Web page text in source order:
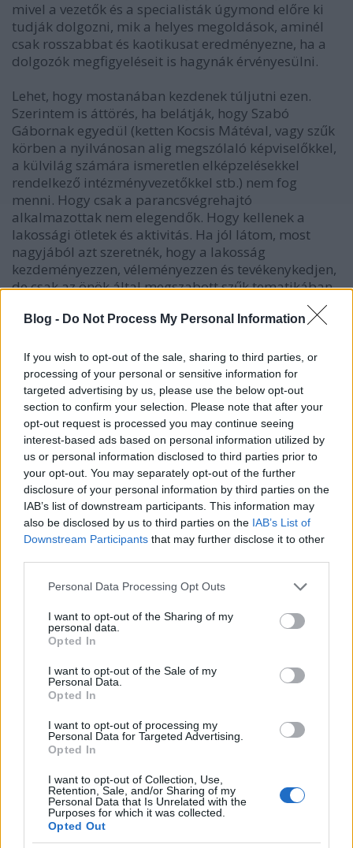
Blog - Do Not Process My Personal Information
If you wish to opt-out of the sale, sharing to third parties, or
processing of your personal or sensitive information for
targeted advertising by us, please use the below opt-out
section to confirm your selection. Please note that after your
opt-out request is processed you may continue seeing
interest-based ads based on personal information utilized by
us or personal information disclosed to third parties prior to
your opt-out. You may separately opt-out of the further
disclosure of your personal information by third parties on the
IAB’s list of downstream participants. This information may
also be disclosed by us to third parties on the IAB’s List of
Downstream Participants that may further disclose it to other
Please note that this website/app uses one or more Google
not limited to your visit or usage behaviour. You may click to
grant or deny consent to Google and its third-party tags to
use your data for below specified purposes in below Google
consent section.
Personal Data Processing Opt Outs
I want to opt-out of the Sharing of my
personal data.
Opted In
I want to opt-out of the Sale of my
Personal Data.
Opted In
I want to opt-out of processing my
Personal Data for Targeted Advertising.
Opted In
I want to opt-out of Collection, Use,
Retention, Sale, and/or Sharing of my
Personal Data that Is Unrelated with the
Purposes for which it was collected.
Opted Out
mivel a vezetők és a specialisták úgymond előre ki
tudják dolgozni, mik a helyes megoldások, aminél
csak rosszabbat és kaotikusat eredményezne, ha a
dolgozók megfigyeléseit is hagynák érvényesülni.
Lehet, hogy mostanában kezdenek túljutni ezen.
Szerintem is áttörés, ha belátják, hogy Szabó
Gábornak egyedül (ketten Kocsis Mátéval, vagy szűk
körben a nyilvánosan alig megszólaló képviselőkkel,
a külvilág számára ismeretlen elképzelésekkel
rendelkező intézményvezetőkkel stb.) nem fog
menni. Hogy csak a parancsvégrehajtó
alkalmazottak nem elegendők. Hogy kellenek a
lakossági ötletek és aktivitás. Ha jól látom, most
nagyjából azt szeretnék, hogy a lakosság
kezdeményezzen, véleményezzen és tevékenykedjen,
de csak az önök által megszabott szűk tematikában,
és közben mondjon le arról, hogy az önök akaratán
kívül eső problémákat és feladatokat elismertethet.
kétséges, mert a dolgozók átlátnak a szitán, és nehéz
olyan bizalmat teremteni, hogy értelmét lássa jóval
több aktivitásnak és ötletelésnek, mint amennyit a
munkáltató ellenőrizhet. Az önök helyzete nehezebb,
mint a modern vállalatvezetésé, mert nincs rutinjuk
a lakossági aktivizálást és felelősségvállalást növelő
módszerekben, és persze mert a lakosság nem az
önök alkalmazottai, hanem inkább fordítva. (Bár a
segélyezés vagy az önkormányzati bérlői státusz
némiképp hasonlít az alkalmazottak helyzetére).
Abban egyetértek önnel, hogy számos fontosabb
téma van a képviselők tájékoztatásánál valamely
intézkedésük külső hivatali véleményezéséről.
Nézzük például a lakbérhátralékosok és a
lakbérhátralék ledolgozásának ügyét. A
józsefvárosiságukhoz nem fér kétség, a
hajléktalanság utánpótlásának veszélye nyilvánvaló,
a gazdasági válság és a közelgő hideg miatt a
nehézségek emelkedése várható. A megoldás egy
lehetséges, ráadásul az önök hajléktalanügyi
elképzeléseihez hasonló módjára a Négy Ház
egyesület javaslatokat tett, és motivált érdeklődőket
gyűjtött. Mindenkivel megismertették az elképzelést,
és felajánlották az együttműködésüket. A legutóbbi
testületi ülésen Molnár György képviselő
beszámolója szerint a polgármester először azért
utasította el a téma tárgyalását, mert a mindegyik
párt és a saját kabinetje által is ismert javaslat